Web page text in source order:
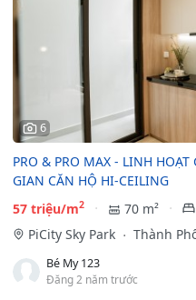
6
PRO & PRO MAX - LINH
GIAN CĂN HỘ HI-CEILING
57 triệu/m2 70 m²
PiCity Sky Park
Thành
Bé My 123
Đăng 2 năm trước